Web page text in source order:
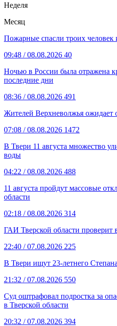
Неделя
Месяц
Пожарные спасли троих человек
09:48 / 08.08.2026 40
Ночью в России была отражена
последние дни
08:36 / 08.08.2026 491
Жителей Верхневолжья ожидает
07:08 / 08.08.2026 1472
В Твери 11 августа множество
воды
04:22 / 08.08.2026 488
11 августа пройдут массовые
области
02:18 / 08.08.2026 314
ГАИ Тверской области проверит
22:40 / 07.08.2026 225
В Твери ищут 23-летнего
21:32 / 07.08.2026 550
Суд оштрафовал подростка за
в Тверской области
20:32 / 07.08.2026 394